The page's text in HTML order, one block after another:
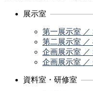
展示室
第一展示室
第二展示室 ／
企画展示室
企画展示室 ／
資料室・研修室